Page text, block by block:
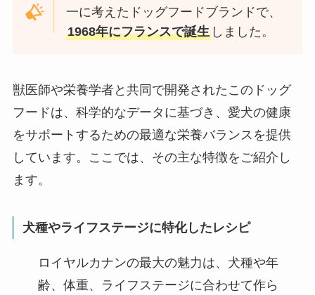
一に考えたドッグフードブランドで、
1968年にフランスで誕生 しました。
獣医師や栄養学者と共同で開発されたこのドッグ
フードは、科学的なデータに基づき、愛犬の健康
をサポートするための最適な栄養バランスを提供
しています。ここでは、その主な特徴をご紹介し
ます。
犬種やライフステージに特化したレシピ
ロイヤルカナンの最大の魅力は、犬種や年
齢、体重、ライフステージに合わせて作ら